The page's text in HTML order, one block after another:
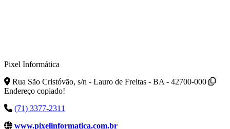
Pixel Informática
Rua São Cristóvão, s/n - Lauro de Freitas - BA - 42700-000
Endereço copiado!
(71) 3377-2311
www.pixelinformatica.com.br